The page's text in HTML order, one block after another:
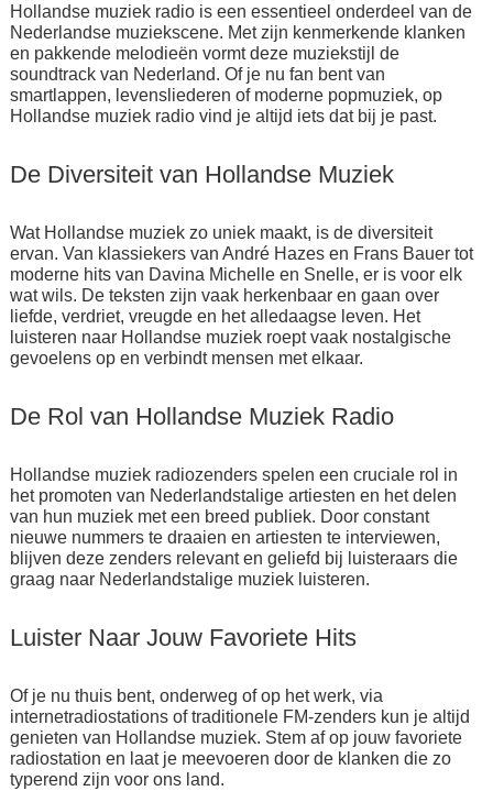
Hollandse muziek radio is een essentieel onderdeel van de
Nederlandse muziekscene. Met zijn kenmerkende klanken
en pakkende melodieën vormt deze muziekstijl de
soundtrack van Nederland. Of je nu fan bent van
smartlappen, levensliederen of moderne popmuziek, op
Hollandse muziek radio vind je altijd iets dat bij je past.
De Diversiteit van Hollandse Muziek
Wat Hollandse muziek zo uniek maakt, is de diversiteit
ervan. Van klassiekers van André Hazes en Frans Bauer tot
moderne hits van Davina Michelle en Snelle, er is voor elk
wat wils. De teksten zijn vaak herkenbaar en gaan over
liefde, verdriet, vreugde en het alledaagse leven. Het
luisteren naar Hollandse muziek roept vaak nostalgische
gevoelens op en verbindt mensen met elkaar.
De Rol van Hollandse Muziek Radio
Hollandse muziek radiozenders spelen een cruciale rol in
het promoten van Nederlandstalige artiesten en het delen
van hun muziek met een breed publiek. Door constant
nieuwe nummers te draaien en artiesten te interviewen,
blijven deze zenders relevant en geliefd bij luisteraars die
graag naar Nederlandstalige muziek luisteren.
Luister Naar Jouw Favoriete Hits
Of je nu thuis bent, onderweg of op het werk, via
internetradiostations of traditionele FM-zenders kun je altijd
genieten van Hollandse muziek. Stem af op jouw favoriete
radiostation en laat je meevoeren door de klanken die zo
typerend zijn voor ons land.